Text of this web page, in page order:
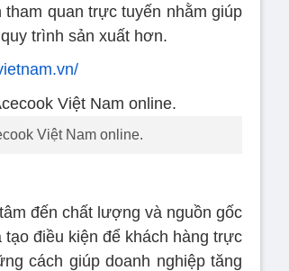
quan trực tuyến nhằm giúp
trình sản xuất hơn.
Việt Nam online.
đến chất lượng và nguồn gốc
điều kiện để khách hàng trực
cách giúp doanh nghiệp tăng